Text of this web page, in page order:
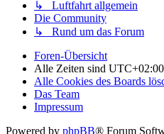
↳ Luftfahrt allgemein
Die Community
↳ Rund um das Forum
Foren-Übersicht
Alle Zeiten sind UTC+02:00
Alle Cookies des Boards
Das Team
Impressum
Powered by phpBB® Forum